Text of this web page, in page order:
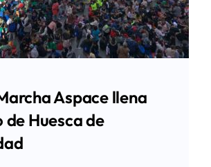
Aspace llena
de Huesca de